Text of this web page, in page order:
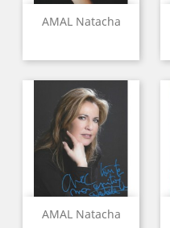
AMAL Natacha
AMAL Natacha